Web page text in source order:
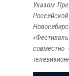
Указом
совместно